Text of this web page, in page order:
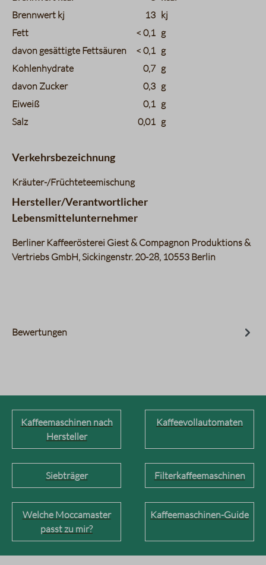
Brennwert kj
13 kj
Fett
< 0,1 g
davon gesättigte Fettsäuren
< 0,1 g
Kohlenhydrate
0,7 g
davon Zucker
0,3 g
Eiweiß
0,1 g
Salz
0,01 g
Verkehrsbezeichnung
Kräuter-/Früchteteemischung
Hersteller/Verantwortlicher
Lebensmittelunternehmer
Berliner Kaffeerösterei Giest & Compagnon Produktions &
Vertriebs GmbH, Sickingenstr. 20-28, 10553 Berlin
Bewertungen
Kaffeemaschinen nach
Hersteller
Kaffeevollautomaten
Siebträger Filterkaffeemaschinen
Welche Moccamaster
passt zu mir?
Kaffeemaschinen-Guide